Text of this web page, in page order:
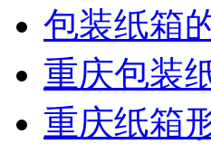
包装纸箱
重庆包装
重庆纸箱